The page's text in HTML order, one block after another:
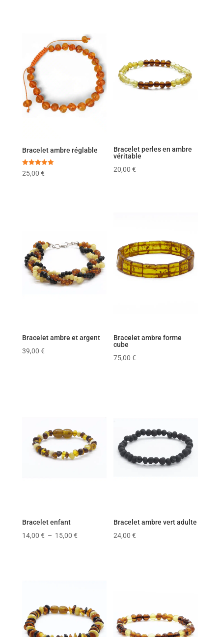
Bracelet ambre réglable
Note
5.00
25,00 €
Bracelet perles en ambre
véritable
20,00€
Bracelet ambre et argent
39,00 €
Bracelet ambre forme
cube
75,00€
Bracelet enfant
14,00 € – 15,00 €Plage
Bracelet ambre vert adulte
24,00€